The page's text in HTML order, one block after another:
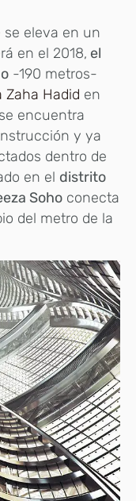
se eleva en un
en el 2018, el
-190 metros-
Zaha Hadid en
encuentra
y ya
dentro de
en el distrito
Soho conecta
del metro de la